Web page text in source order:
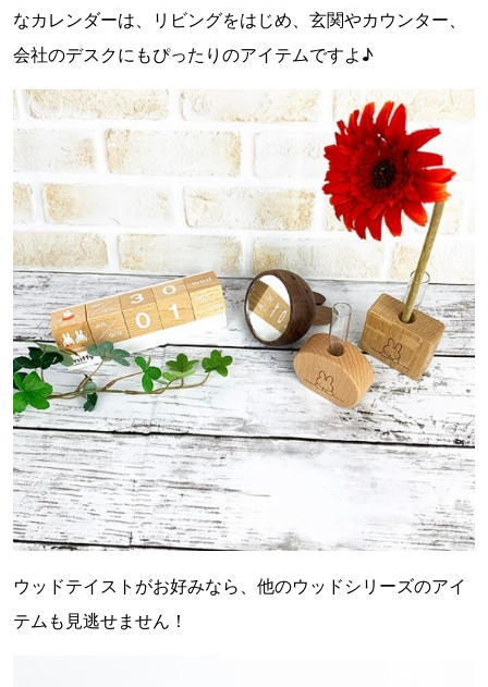
なカレンダーは、リビングをはじめ、玄関やカウンター、
会社のデスクにもぴったりのアイテムですよ♪
ウッドテイストがお好みなら、他のウッドシリーズのアイ
テムも見逃せません！